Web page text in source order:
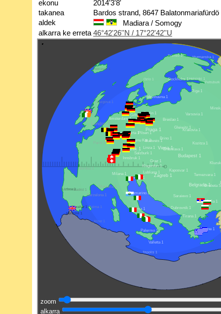
ekonu
2014'3'8'
takanea
Bardos strand, 8647 Balatonmariafürdö
aldek
Madiara / Somogy
alkarra ke erreta 46°42'26''N / 17°22'42''U